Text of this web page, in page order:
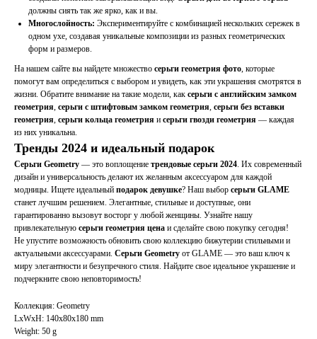
должны сиять так же ярко, как и вы.
Многослойность: Экспериментируйте с комбинацией нескольких сережек в
одном ухе, создавая уникальные композиции из разных геометрических
форм и размеров.
На нашем сайте вы найдете множество серьги геометрия фото, которые
помогут вам определиться с выбором и увидеть, как эти украшения смотрятся в
жизни. Обратите внимание на такие модели, как серьги с английским замком
геометрия, серьги с штифтовым замком геометрия, серьги без вставки
геометрия, серьги кольца геометрия и серьги гвозди геометрия — каждая
из них уникальна.
Тренды 2024 и идеальный подарок
Серьги Geometry — это воплощение трендовые серьги 2024. Их современный
дизайн и универсальность делают их желанным аксессуаром для каждой
модницы. Ищете идеальный подарок девушке? Наш выбор серьги GLAME
станет лучшим решением. Элегантные, стильные и доступные, они
гарантированно вызовут восторг у любой женщины. Узнайте нашу
привлекательную серьги геометрия цена и сделайте свою покупку сегодня!
Не упустите возможность обновить свою коллекцию бижутерии стильными и
актуальными аксессуарами. Серьги Geometry от GLAME — это ваш ключ к
миру элегантности и безупречного стиля. Найдите свое идеальное украшение и
подчеркните свою неповторимость!
Коллекция: Geometry
LxWxH: 140x80x180 mm
Weight: 50 g